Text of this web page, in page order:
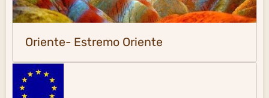
Oriente- Estremo Oriente